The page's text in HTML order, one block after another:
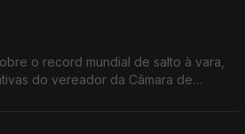
o record mundial de salto à vara,
do vereador da Câmara de